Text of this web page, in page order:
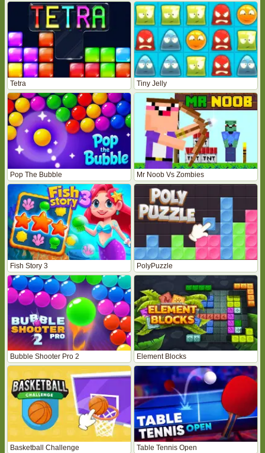
Tetra Tiny Jelly
Pop The Bubble Mr Noob Vs Zombies
Fish Story 3 PolyPuzzle
Bubble Shooter Pro 2 Element Blocks
Basketball Challenge Table Tennis Open